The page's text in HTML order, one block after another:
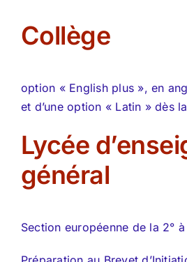
Collège
option « English plus », en
et d’une option « Latin » dès
Lycée
général
Section européenne de la 2° à